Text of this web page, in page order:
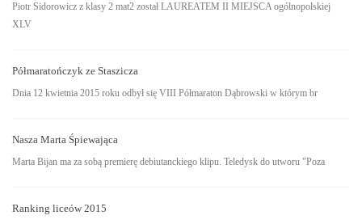
Piotr Sidorowicz z klasy 2 mat2 został LAUREATEM II MIEJSCA ogólnopolskiej
XLV
Półmaratończyk ze Staszicza
Dnia 12 kwietnia 2015 roku odbył się VIII Półmaraton Dąbrowski w którym br
Nasza Marta Śpiewająca
Marta Bijan ma za sobą premierę debiutanckiego klipu. Teledysk do utworu "Poza
Ranking liceów 2015